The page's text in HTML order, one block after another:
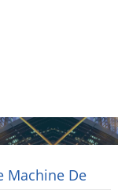
Machine De